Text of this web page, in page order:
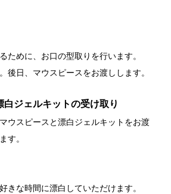
ために、お口の型取りを行います。
後日、マウスピースをお渡しします。
白ジェルキットの受け取り
ウスピースと漂白ジェルキットをお渡
す。
きな時間に漂白していただけます。